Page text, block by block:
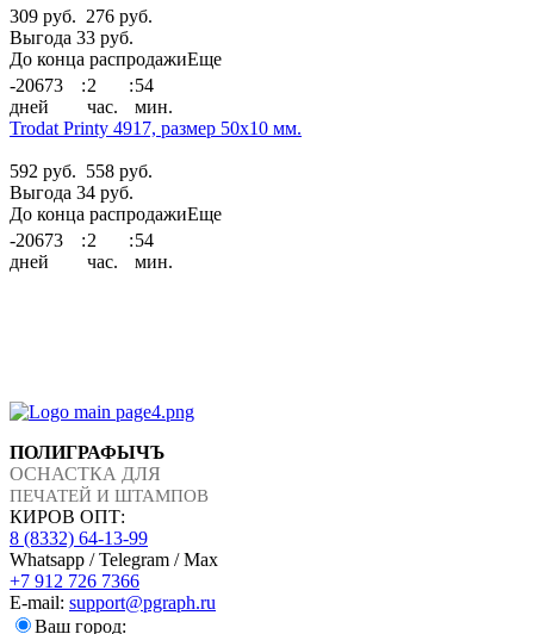
309 руб. 276 руб.
Выгода 33 руб.
До конца распродажиЕще
-20673
:2 :54
дней
час.
мин.
Trodat Printy 4917, размер 50х10 мм.
592 руб. 558 руб.
Выгода 34 руб.
До конца распродажиЕще
-20673
:2 :54
дней
час. мин.
ПОЛИГРАФЫЧЪ
ОСНАСТКА ДЛЯ
ПЕЧАТЕЙ И ШТАМПОВ
КИРОВ ОПТ:
8 (8332) 64-13-99
Whatsapp / Telegram / Max
+7 912 726 7366
E-mail: support@pgraph.ru
Ваш город: